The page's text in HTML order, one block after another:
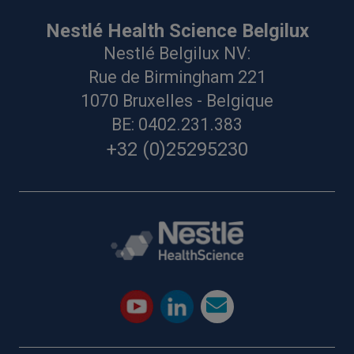
Nestlé Health Science Belgilux
Nestlé Belgilux NV:
Rue de Birmingham 221
1070 Bruxelles - Belgique
BE: 0402.231.383
+32 (0)25295230